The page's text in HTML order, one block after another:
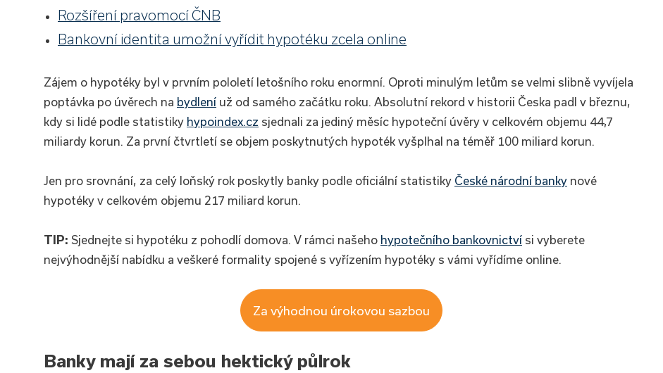
Rozšíření pravomocí ČNB
Bankovní identita umožní vyřídit hypotéku zcela online
Zájem o hypotéky byl v prvním pololetí letošního roku enormní. Oproti minulým letům se velmi slibně vyvíjela
poptávka po úvěrech na bydlení už od samého začátku roku. Absolutní rekord v historii Česka padl v březnu,
kdy si lidé podle statistiky hypoindex.cz sjednali za jediný měsíc hypoteční úvěry v celkovém objemu 44,7
miliardy korun. Za první čtvrtletí se objem poskytnutých hypoték vyšplhal na téměř 100 miliard korun.
Jen pro srovnání, za celý loňský rok poskytly banky podle oficiální statistiky České národní banky nové
hypotéky v celkovém objemu 217 miliard korun.
TIP: Sjednejte si hypotéku z pohodlí domova. V rámci našeho hypotečního bankovnictví si vyberete
nejvýhodnější nabídku a veškeré formality spojené s vyřízením hypotéky s vámi vyřídíme online.
Za výhodnou úrokovou sazbou
Banky mají za sebou hektický půlrok